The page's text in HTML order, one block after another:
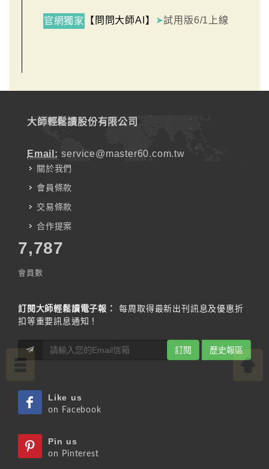
官網獨家 【問問大師AI】 ➤試用版6/1上線
大師輕鬆讀股份有限公司
Email: service@master60.com.tw
關於我們
會員條款
交易條款
合作提案
7,787
會員數
訂閱大師輕鬆讀電子報：
每周取得最新出刊訊息及優惠折
扣等重要訊息通知！
訂閱 歷史報區
Like us
on Facebook
Pin us
on Pinterest